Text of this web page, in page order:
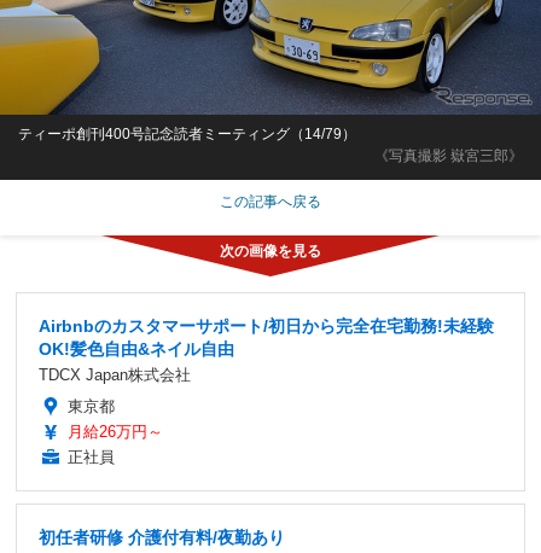
《写真撮影 嶽宮三郎》
ティーポ創刊400号記念読者ミーティング（14/79）
この記事へ戻る
Airbnbのカスタマーサポート/初日から完全在宅勤務!未経験
OK!髪色自由&ネイル自由
TDCX Japan株式会社
東京都
月給26万円～
正社員
初任者研修 介護付有料/夜勤あり